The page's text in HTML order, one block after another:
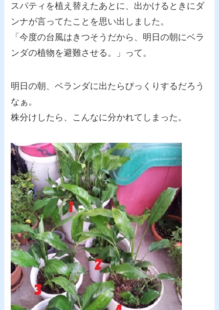
スパティを植え替えたあとに、出かけるときにダ
ンナが言ってたことを思い出しました。
「今度の台風はきつそうだから、明日の朝にベラ
ンダの植物を避難させる。」って。
明日の朝、ベランダに出たらびっくりするだろう
なぁ。
株分けしたら、こんなに分かれてしまった。